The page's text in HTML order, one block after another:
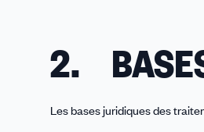
2.
Les bases juridiques des